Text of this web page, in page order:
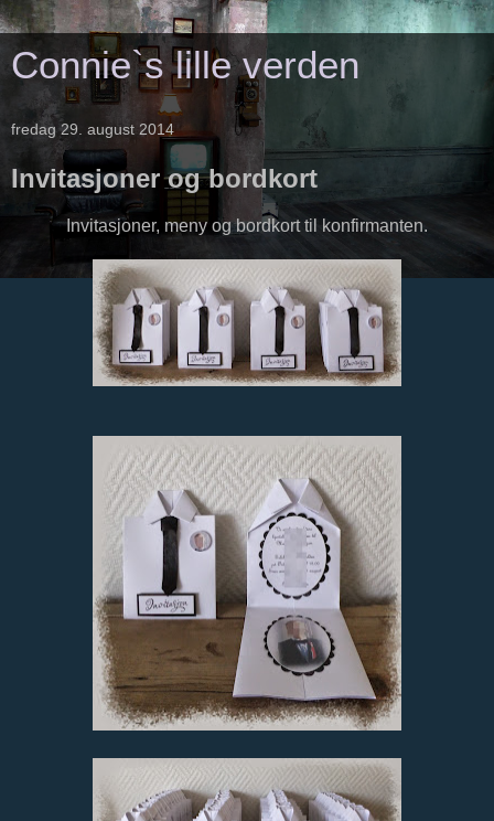
Connie`s lille verden
fredag 29. august 2014
Invitasjoner og bordkort
Invitasjoner, meny og bordkort til konfirmanten.